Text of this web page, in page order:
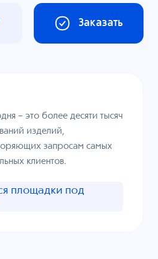
Заказать
– это более десяти тысяч
изделий,
запросам самых
клиентов.
площадки под